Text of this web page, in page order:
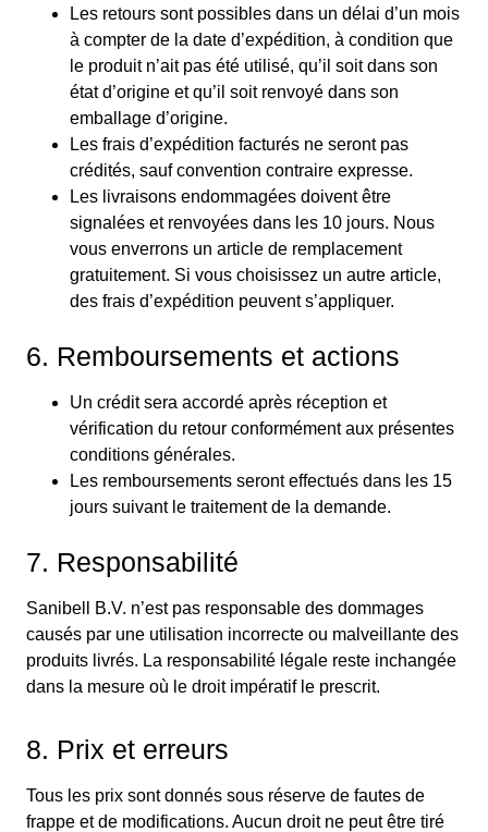
Les retours sont possibles dans un délai d’un mois
à compter de la date d’expédition, à condition que
le produit n’ait pas été utilisé, qu’il soit dans son
état d’origine et qu’il soit renvoyé dans son
emballage d’origine.
Les frais d’expédition facturés ne seront pas
crédités, sauf convention contraire expresse.
Les livraisons endommagées doivent être
signalées et renvoyées dans les 10 jours. Nous
vous enverrons un article de remplacement
gratuitement. Si vous choisissez un autre article,
des frais d’expédition peuvent s’appliquer.
6. Remboursements et actions
Un crédit sera accordé après réception et
vérification du retour conformément aux présentes
conditions générales.
Les remboursements seront effectués dans les 15
jours suivant le traitement de la demande.
7. Responsabilité
Sanibell B.V. n’est pas responsable des dommages
causés par une utilisation incorrecte ou malveillante des
produits livrés. La responsabilité légale reste inchangée
dans la mesure où le droit impératif le prescrit.
8. Prix et erreurs
Tous les prix sont donnés sous réserve de fautes de
frappe et de modifications. Aucun droit ne peut être tiré